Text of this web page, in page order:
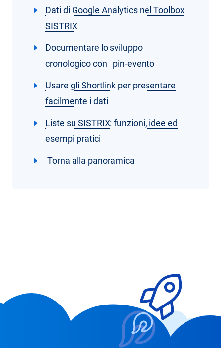
Dati di Google Analytics nel Toolbox
SISTRIX
Documentare lo sviluppo
cronologico con i pin-evento
Usare gli Shortlink per presentare
facilmente i dati
Liste su SISTRIX: funzioni, idee ed
esempi pratici
Torna alla panoramica